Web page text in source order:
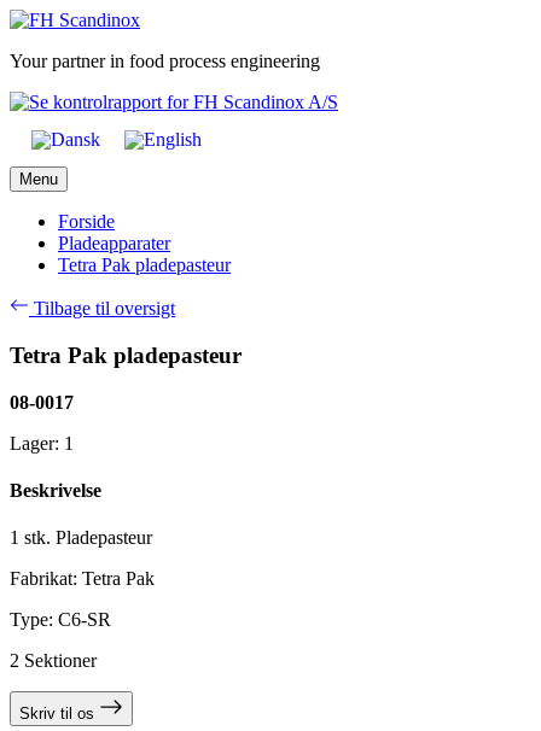
Skip
content
Your partner in food process engineering
Menu
Forside
Pladeapparater
Tetra Pak pladepasteur
Tilbage til oversigt
Tetra Pak pladepasteur
08-0017
Lager: 1
Beskrivelse
1 stk. Pladepasteur
Fabrikat: Tetra Pak
Type: C6-SR
2 Sektioner
Skriv til os